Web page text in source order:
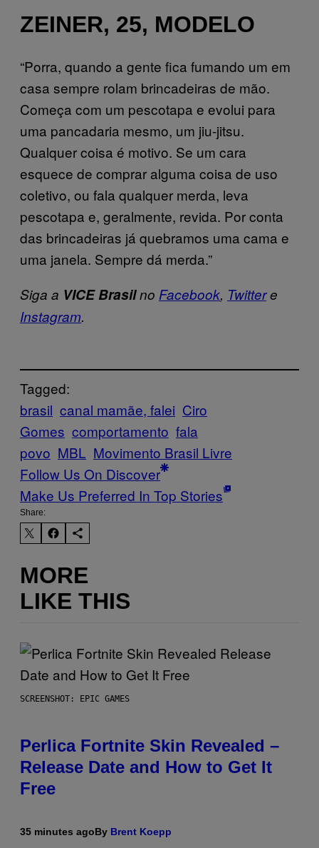
ZEINER, 25, MODELO
“Porra, quando a gente fica fumando um em
casa sempre rolam brincadeiras de mão.
Começa com um pescotapa e evolui para
uma pancadaria mesmo, um jiu-jitsu.
Qualquer coisa é motivo. Se um cara
esquece de comprar alguma coisa de uso
coletivo, ou fala qualquer merda, leva
pescotapa e, geralmente, revida. Por conta
das brincadeiras já quebramos uma cama e
uma janela. Sempre dá merda.”
Siga a VICE Brasilno Facebook, Twittere
Instagram.
Tagged:
brasil canal mamãe, falei Ciro
Gomes comportamento fala
povo MBL Movimento Brasil Livre
Follow Us On Discover
Make Us Preferred In Top Stories
Share:
MORE
LIKE THIS
SCREENSHOT: EPIC GAMES
Perlica Fortnite Skin Revealed –
Release Date and How to Get It
Free
35 minutes agoBy Brent Koepp